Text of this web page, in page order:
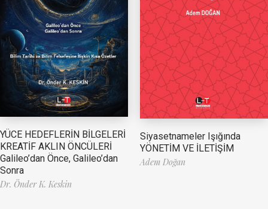
YÜCE HEDEFLERİN BİLGELERİ
KREATİF AKLIN ÖNCÜLERİ
Galileo’dan Önce, Galileo’dan
Sonra
Dr. Önder K. Keskin
Siyasetnameler Işığında
YÖNETİM VE İLETİŞİM
Adem Doğan